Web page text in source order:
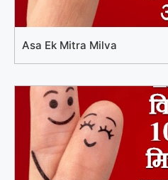
Asa Ek Mitra Milva